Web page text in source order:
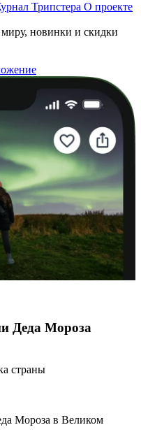
Трипстера О проекте
новинки и скидки
Деда Мороза
страны